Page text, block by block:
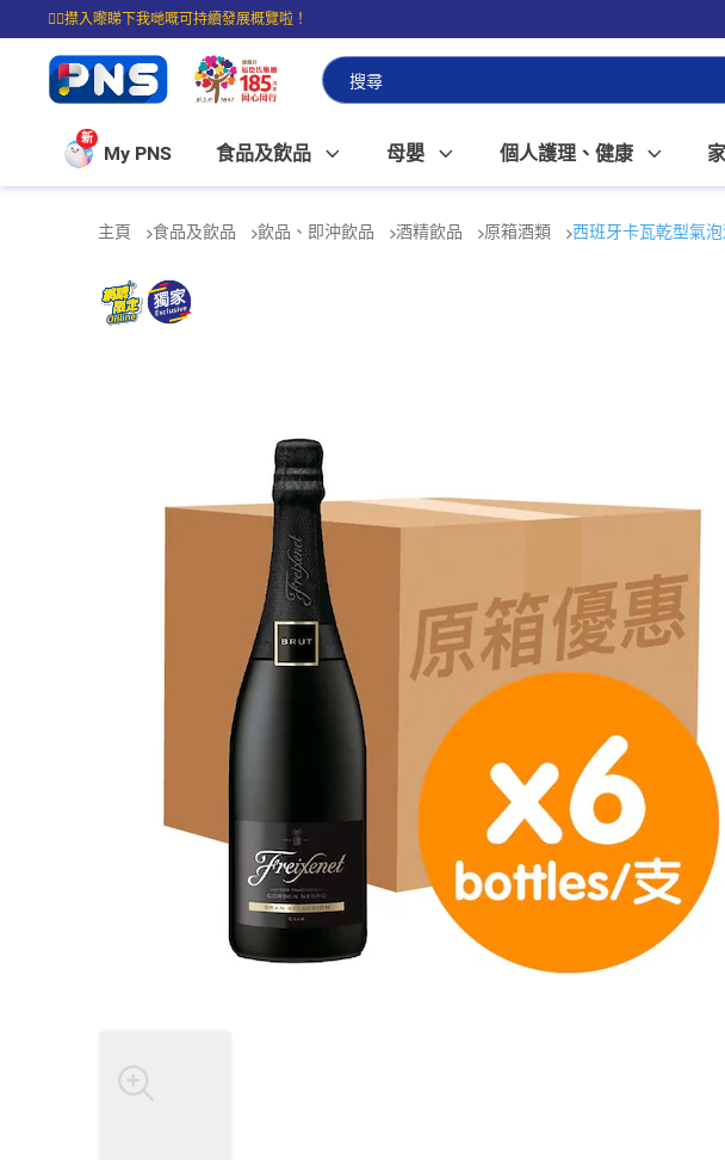
☝🏼㩒入嚟睇下我哋嘅可持續發展概覽啦！
⭐購物滿$399即享免費送貨；滿$100即可免費店取。
新
My PNS 食品及飲品 母嬰 個人護理、健康
主頁 食品及飲品 飲品、即沖飲品 酒精飲品 原箱酒類 西班牙卡瓦乾型氣